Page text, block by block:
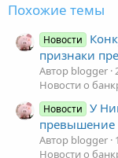
Похожие темы
Новости
признаки
Автор blogger
Новости о
Новости
У
превышение
Автор blogger
Новости о